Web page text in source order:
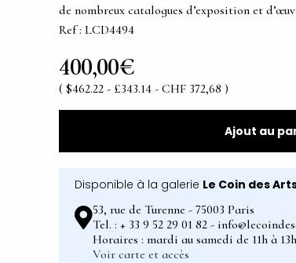
de nombreux catalogues d’exposition et
Ref : LCD4494
400,00€
( $462.22 - £343.14 - CHF 372,68 )
Ajout au
Disponible à la galerie Le Coin des
53, rue de Turenne - 75003 Paris
Tel. : + 33 9 52 29 01 82 -
Horaires : mardi au samedi de 11h à
Voir carte et accès